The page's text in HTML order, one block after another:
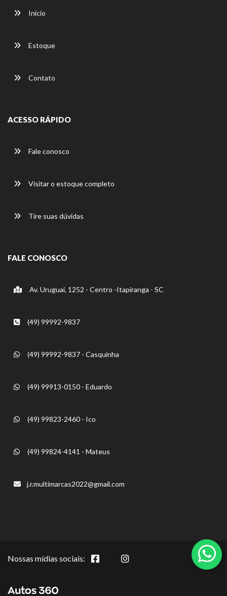
Início
Estoque
Contato
ACESSO RÁPIDO
Fale conosco
Visitar o estoque completo
Tire suas dúvidas
FALE CONOSCO
Av. Uruguai, 1252 - Centro -Itapiranga - SC
(49) 99992-9837
(49) 99992-9837 - Casquinha
(49) 99913-0150 - Eduardo
(49) 99823-2460 - Ico
(49) 99824-4141 - Mateus
j.r.multimarcas2022@gmail.com
Nossas mídias sociais: